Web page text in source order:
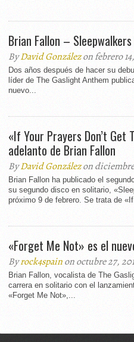
Brian Fallon –
ByDavid Gonzálezon febrero
Dos años después de hacer su
líder de The Gaslight Anthem
nuevo...
«If Your Prayers Don’t Get
adelanto de Brian Fallon
ByDavid Gonzálezon diciembre
Brian Fallon ha publicado el
su segundo disco en solitario,
próximo 9 de febrero. Se trata de
«Forget Me Not» es el
Byrock4spainon octubre 27,
Brian Fallon, vocalista de The
carrera en solitario con el
«Forget Me Not»,...